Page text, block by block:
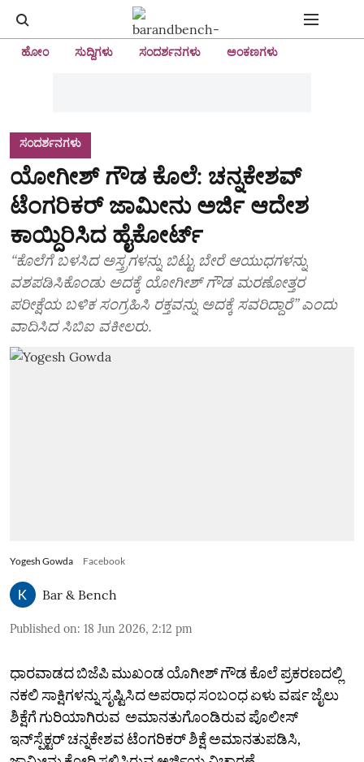
ಹೋಂ ಸುದ್ದಿಗಳು ಸಂದರ್ಶನಗಳು ಅಂಕಣಗಳು
ಸಂದರ್ಶನಗಳು
ಯೋಗೀಶ್‌ ಗೌಡ ಕೊಲೆ: ಚನ್ನಕೇಶವ್‌
ಟೆಂಗರಿಕರ್‌ ಜಾಮೀನು ಅರ್ಜಿ ಆದೇಶ
ಕಾಯ್ದಿರಿಸಿದ ಹೈಕೋರ್ಟ್‌
“ಕೊಲೆಗೆ ಬಳಸಿದ ಅಸ್ತ್ರಗಳನ್ನು ಬಿಟ್ಟು ಬೇರೆ ಆಯುಧಗಳನ್ನು‌
ವಶಪಡಿಸಿಕೊಂಡು ಅದಕ್ಕೆ ಯೋಗೀಶ್‌ ಗೌಡ ಮರಣೋತ್ತರ
ಪರೀಕ್ಷೆಯ ಬಳಿಕ ಸಂಗ್ರಹಿಸಿ ರಕ್ತವನ್ನು ಅದಕ್ಕೆ ಸವರಿದ್ದಾರೆ” ಎಂದು
ವಾದಿಸಿದ ಸಿಬಿಐ ವಕೀಲರು.
Yogesh Gowda Facebook
Bar & Bench
Published on: 18 Jun 2026, 2:12 pm
ಧಾರವಾಡದ ಬಿಜೆಪಿ‌ ಮುಖಂಡ ಯೊಗೀಶ್ ಗೌಡ ಕೊಲೆ ಪ್ರಕರಣದಲ್ಲಿ
ನಕಲಿ ಸಾಕ್ಷಿಗಳನ್ನು ಸೃಷ್ಟಿಸಿದ ಅಪರಾಧ ಸಂಬಂಧ ಏಳು ವರ್ಷ ಜೈಲು
ಶಿಕ್ಷೆಗೆ ಗುರಿಯಾಗಿರುವ ಅಮಾನತುಗೊಂಡಿರುವ ಪೊಲೀಸ್
ಇನ್‌ಸ್ಪೆಕ್ಟರ್‌ ಚನ್ನಕೇಶವ ಟೆಂಗರಿಕರ್ ಶಿಕ್ಷೆ ಅಮಾನತುಪಡಿಸಿ,